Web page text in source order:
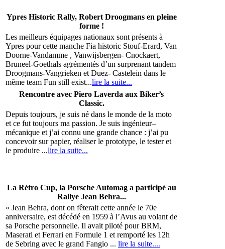
Ypres Historic Rally, Robert Droogmans en pleine
forme !
Les meilleurs équipages nationaux sont présents à
Ypres pour cette manche Fia historic Stouf-Erard, Van
Doorne-Vandamme , Vanwijsbergen- Cnockaert,
Bruneel-Goethals agrémentés d’un surprenant tandem
Droogmans-Vangrieken et Duez- Castelein dans le
même team Fun still exist...lire la suite...
Rencontre avec Piero Laverda aux Biker’s
Classic.
Depuis toujours, je suis né dans le monde de la moto
et ce fut toujours ma passion. Je suis ingénieur–
mécanique et j’ai connu une grande chance : j’ai pu
concevoir sur papier, réaliser le prototype, le tester et
le produire ...lire la suite...
La Rétro Cup, la Porsche Automag a participé au
Rallye Jean Behra...
« Jean Behra, dont on fêterait cette année le 70e
anniversaire, est décédé en 1959 à l’Avus au volant de
sa Porsche personnelle. Il avait piloté pour BRM,
Maserati et Ferrari en Formule 1 et remporté les 12h
de Sebring avec le grand Fangio ... lire la suite....